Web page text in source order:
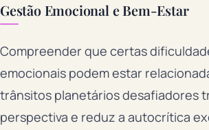
Gestão Emocional e Bem-Estar
Compreender que certas
emocionais podem estar
trânsitos planetários desafiadores
perspectiva e reduz a autocrítica